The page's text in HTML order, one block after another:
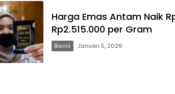
Harga Emas Antam Naik
Rp2.515.000 per Gram
Bisnis Januari 5, 2026